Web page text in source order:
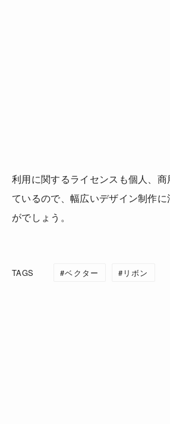
利用に関するライセンスも個人、
ているので、幅広いデザイン制作
がでしょう。
TAGS ベクター リボン